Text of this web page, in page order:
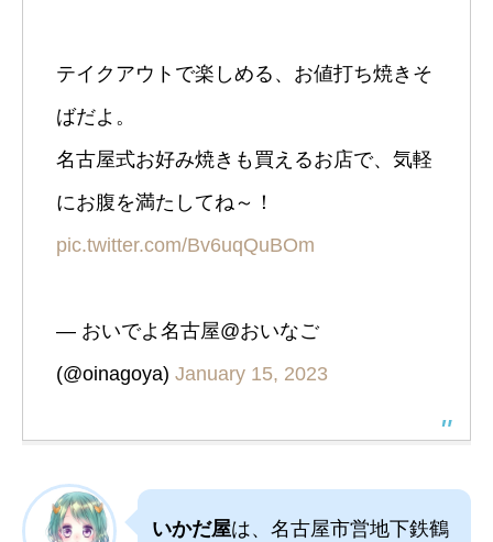
テイクアウトで楽しめる、お値打ち焼きそ
ばだよ。
名古屋式お好み焼きも買えるお店で、気軽
にお腹を満たしてね～！
pic.twitter.com/Bv6uqQuBOm
— おいでよ名古屋@おいなご
(@oinagoya) January 15, 2023
いかだ屋は、名古屋市営地下鉄鶴